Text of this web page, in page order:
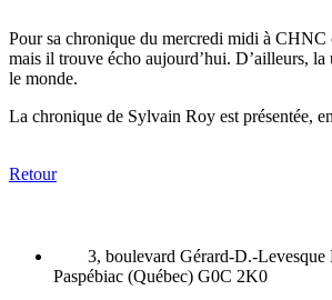
Pour sa chronique du mercredi midi à
mais il trouve écho aujourd’hui. D’ailleurs,
le monde.
La chronique de Sylvain Roy est présentée,
Retour
3, boulevard Gérard-D.-Levesque
Paspébiac (Québec) G0C 2K0